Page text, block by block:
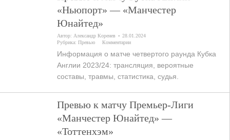
«Ньюпорт» — «Манчестер
Юнайтед»
Автор: Александр Коренев
28.01.2024
Рубрика:Превью Комментарии
Информация о матче четвертого раунда Кубка
Англии 2023/24: трансляция, вероятные
составы, травмы, статистика, судья.
Превью к матчу Премьер-Лиги
«Манчестер Юнайтед» —
«Тоттенхэм»